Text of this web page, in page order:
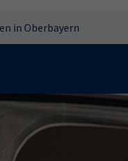
suchen
in Oberbayern